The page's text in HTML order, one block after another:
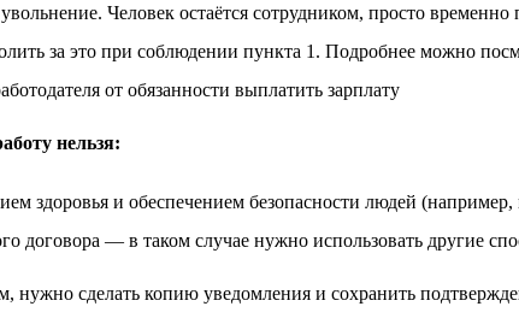
Человек остаётся сотрудником, просто
за это при соблюдении пункта 1. Подробнее можно
от обязанности выплатить зарплату
нельзя:
здоровья и обеспечением безопасности людей
договора — в таком случае нужно использовать другие
нужно сделать копию уведомления и сохранить